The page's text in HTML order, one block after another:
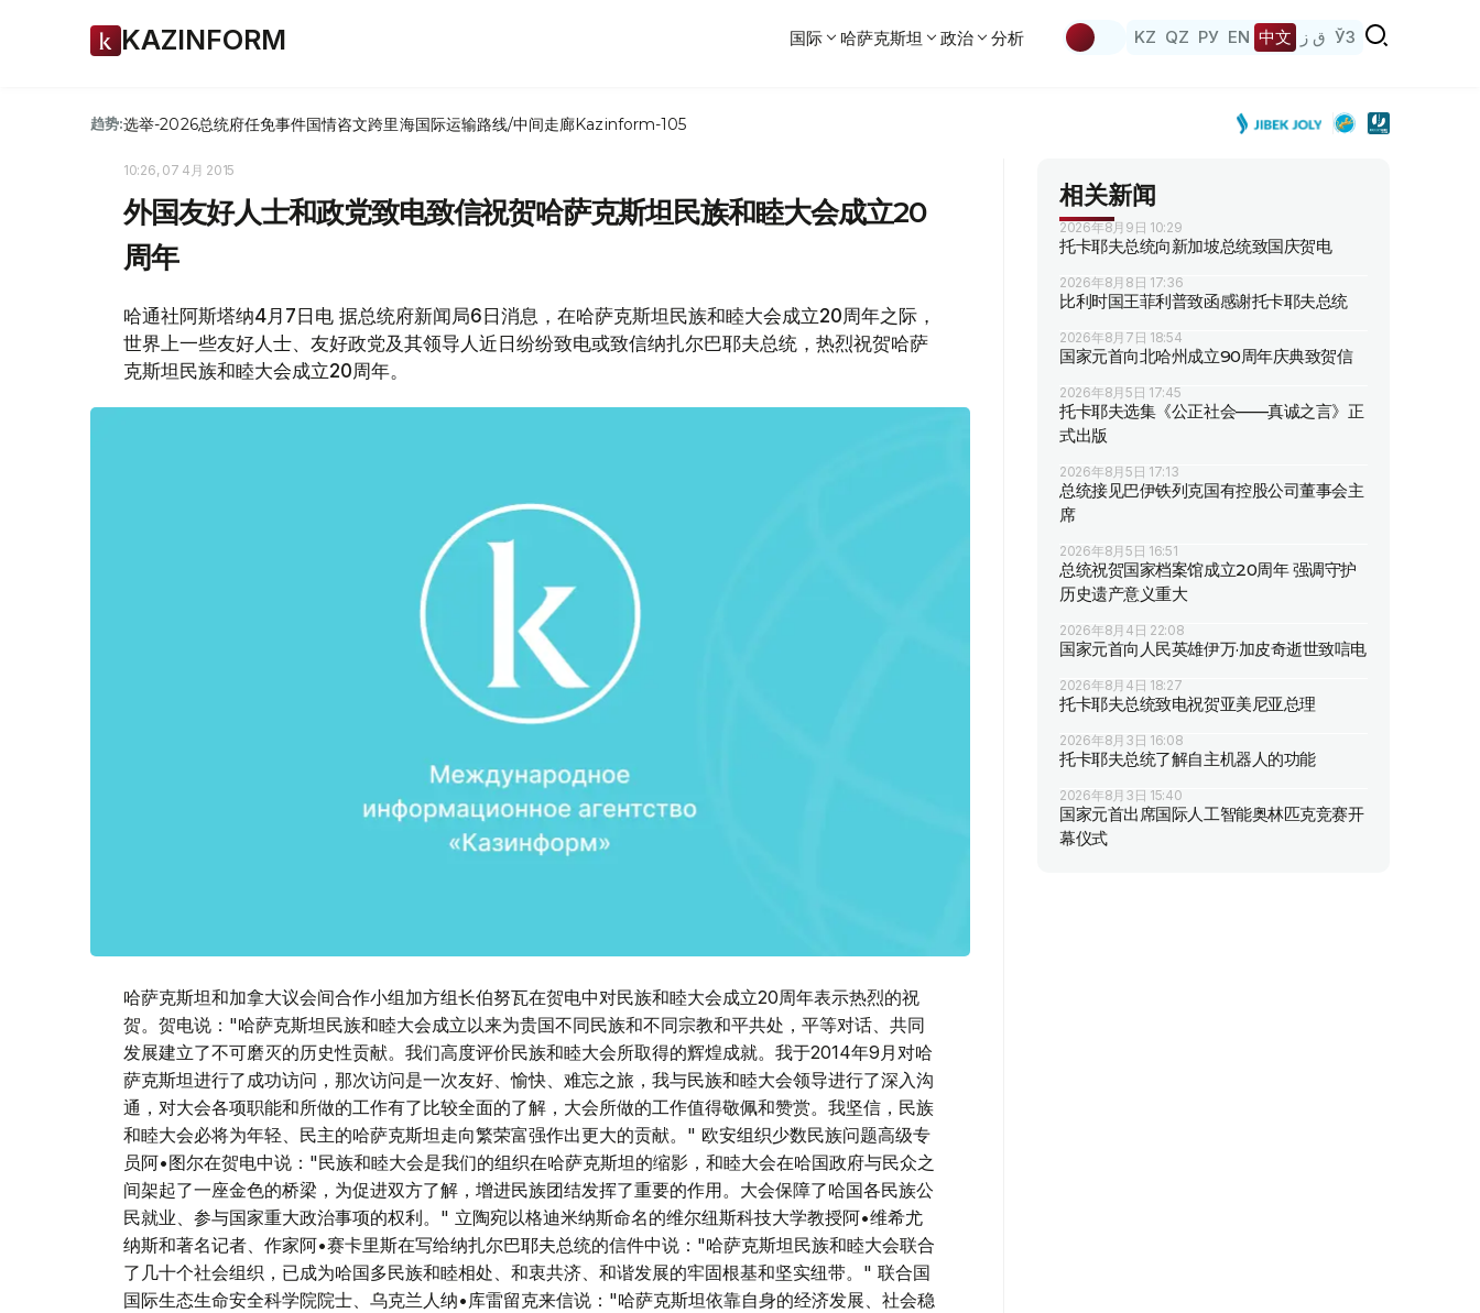
KAZINFORM 国际 哈萨克斯坦 政治 分析 KZ QZ РУ EN 中文 ق ز ЎЗ
趋势:选举-2026总统府任免事件国情咨文跨里海国际运输路线/中间走廊Kazinform-105
10:26, 07 4月 2015
外国友好人士和政党致电致信祝贺哈萨克斯坦民族和睦大会成立20
周年
哈通社阿斯塔纳4月7日电 据总统府新闻局6日消息，在哈萨克斯坦民族和睦大会成立20周年之际，
世界上一些友好人士、友好政党及其领导人近日纷纷致电或致信纳扎尔巴耶夫总统，热烈祝贺哈萨
克斯坦民族和睦大会成立20周年。
哈萨克斯坦和加拿大议会间合作小组加方组长伯努瓦在贺电中对民族和睦大会成立20周年表示热烈的祝
贺。贺电说："哈萨克斯坦民族和睦大会成立以来为贵国不同民族和不同宗教和平共处，平等对话、共同
发展建立了不可磨灭的历史性贡献。我们高度评价民族和睦大会所取得的辉煌成就。我于2014年9月对哈
萨克斯坦进行了成功访问，那次访问是一次友好、愉快、难忘之旅，我与民族和睦大会领导进行了深入沟
通，对大会各项职能和所做的工作有了比较全面的了解，大会所做的工作值得敬佩和赞赏。我坚信，民族
和睦大会必将为年轻、民主的哈萨克斯坦走向繁荣富强作出更大的贡献。" 欧安组织少数民族问题高级专
员阿•图尔在贺电中说："民族和睦大会是我们的组织在哈萨克斯坦的缩影，和睦大会在哈国政府与民众之
间架起了一座金色的桥梁，为促进双方了解，增进民族团结发挥了重要的作用。大会保障了哈国各民族公
民就业、参与国家重大政治事项的权利。" 立陶宛以格迪米纳斯命名的维尔纽斯科技大学教授阿•维希尤
纳斯和著名记者、作家阿•赛卡里斯在写给纳扎尔巴耶夫总统的信件中说："哈萨克斯坦民族和睦大会联合
了几十个社会组织，已成为哈国多民族和睦相处、和衷共济、和谐发展的牢固根基和坚实纽带。" 联合国
国际生态生命安全科学院院士、乌克兰人纳•库雷留克来信说："哈萨克斯坦依靠自身的经济发展、社会稳
相关新闻
2026年8月9日 10:29
托卡耶夫总统向新加坡总统致国庆贺电
2026年8月8日 17:36
比利时国王菲利普致函感谢托卡耶夫总统
2026年8月7日 18:54
国家元首向北哈州成立90周年庆典致贺信
2026年8月5日 17:45
托卡耶夫选集《公正社会——真诚之言》正
式出版
2026年8月5日 17:13
总统接见巴伊铁列克国有控股公司董事会主
席
2026年8月5日 16:51
总统祝贺国家档案馆成立20周年 强调守护
历史遗产意义重大
2026年8月4日 22:08
国家元首向人民英雄伊万·加皮奇逝世致唁电
2026年8月4日 18:27
托卡耶夫总统致电祝贺亚美尼亚总理
2026年8月3日 16:08
托卡耶夫总统了解自主机器人的功能
2026年8月3日 15:40
国家元首出席国际人工智能奥林匹克竞赛开
幕仪式